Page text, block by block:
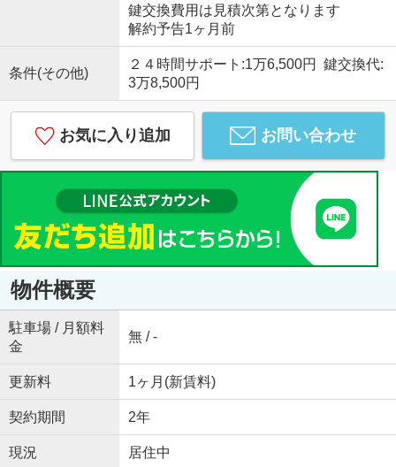
鍵交換費用は見積次第となります
解約予告1ヶ月前
条件(その他)
２４時間サポート:1万6,500円 鍵交換代:
3万8,500円
お気に入り追加 お問い合わせ
物件概要
駐車場 / 月額料
金
無 / -
更新料 1ヶ月(新賃料)
契約期間 2年
現況 居住中